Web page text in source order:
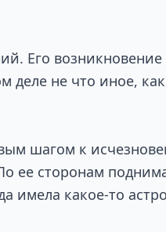
Его возникновение
деле не что иное,
шагом к
ее сторонам
имела какое-то